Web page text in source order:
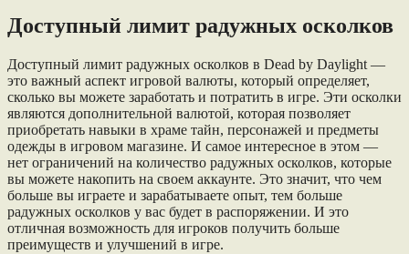
Доступный лимит радужных осколков
Доступный лимит радужных осколков в Dead by Daylight —
это важный аспект игровой валюты, который определяет,
сколько вы можете заработать и потратить в игре. Эти осколки
являются дополнительной валютой, которая позволяет
приобретать навыки в храме тайн, персонажей и предметы
одежды в игровом магазине. И самое интересное в этом —
нет ограничений на количество радужных осколков, которые
вы можете накопить на своем аккаунте. Это значит, что чем
больше вы играете и зарабатываете опыт, тем больше
радужных осколков у вас будет в распоряжении. И это
отличная возможность для игроков получить больше
преимуществ и улучшений в игре.